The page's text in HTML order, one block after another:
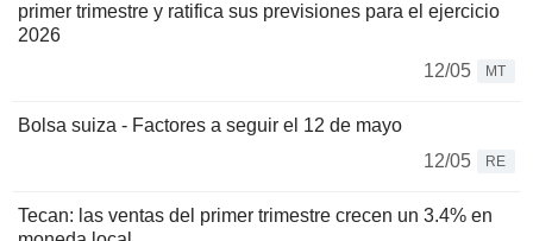
primer trimestre y ratifica sus previsiones para el ejercicio
2026
12/05
MT
Bolsa suiza - Factores a seguir el 12 de mayo
12/05
RE
Tecan: las ventas del primer trimestre crecen un 3.4% en